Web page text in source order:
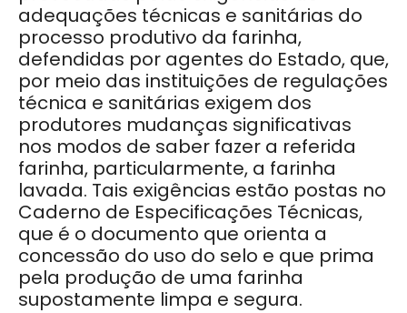
adequações técnicas e sanitárias do
processo produtivo da farinha,
defendidas por agentes do Estado, que,
por meio das instituições de regulações
técnica e sanitárias exigem dos
produtores mudanças significativas
nos modos de saber fazer a referida
farinha, particularmente, a farinha
lavada. Tais exigências estão postas no
Caderno de Especificações Técnicas,
que é o documento que orienta a
concessão do uso do selo e que prima
pela produção de uma farinha
supostamente limpa e segura.